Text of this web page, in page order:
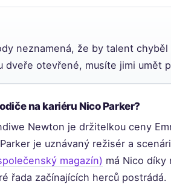
neznamená, že by talent
dveře otevřené, musíte jimi umět
na kariéru Nico Parker?
Newton je držitelkou ceny
je uznávaný režisér a
magazín) má Nico díky
řada začínajících herců postrádá.